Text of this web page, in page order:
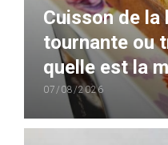
Cuisson de la
tournante ou
quelle est la
07/08/2026